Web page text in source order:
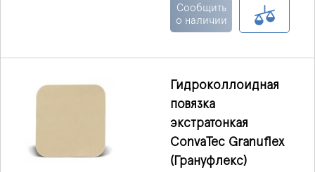
(Великобритания) –
современный материал
для перевязки, который
патологических
бактерий и
микроорганизмов и
ускоряет заживление.
Сообщить
о наличии
Гидроколлоидная
повязка
экстратонкая
ConvaTec Granuflex
(Грануфлекс)